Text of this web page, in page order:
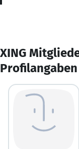
XING
Profilangaben